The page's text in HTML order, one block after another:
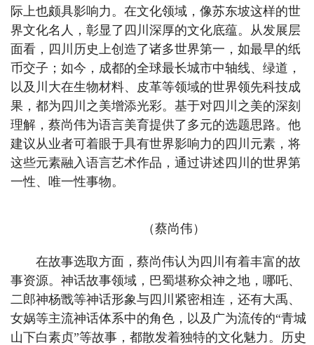
际上也颇具影响力。在文化领域，像苏东坡这样的世
界文化名人，彰显了四川深厚的文化底蕴。从发展层
面看，四川历史上创造了诸多世界第一，如最早的纸
币交子；如今，成都的全球最长城市中轴线、绿道，
以及川大在生物材料、皮革等领域的世界领先科技成
果，都为四川之美增添光彩。基于对四川之美的深刻
理解，蔡尚伟为语言美育提供了多元的选题思路。他
建议从业者可着眼于具有世界影响力的四川元素，将
这些元素融入语言艺术作品，通过讲述四川的世界第
一性、唯一性事物。
（蔡尚伟）
在故事选取方面，蔡尚伟认为四川有着丰富的故
事资源。神话故事领域，巴蜀堪称众神之地，哪吒、
二郎神杨戬等神话形象与四川紧密相连，还有大禹、
女娲等主流神话体系中的角色，以及广为流传的“青城
山下白素贞”等故事，都散发着独特的文化魅力。历史